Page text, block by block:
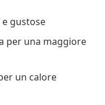
e gustose
per una maggiore
un calore